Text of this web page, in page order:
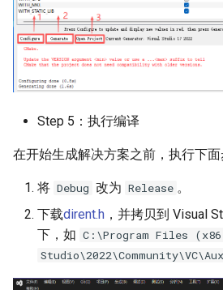
Step 5：执行编译
在开始生成解决方案之前，执行下面
将 Debug 改为 Release 。
下载dirent.h ，并拷贝到 Visual
下，如 C:\Program Files